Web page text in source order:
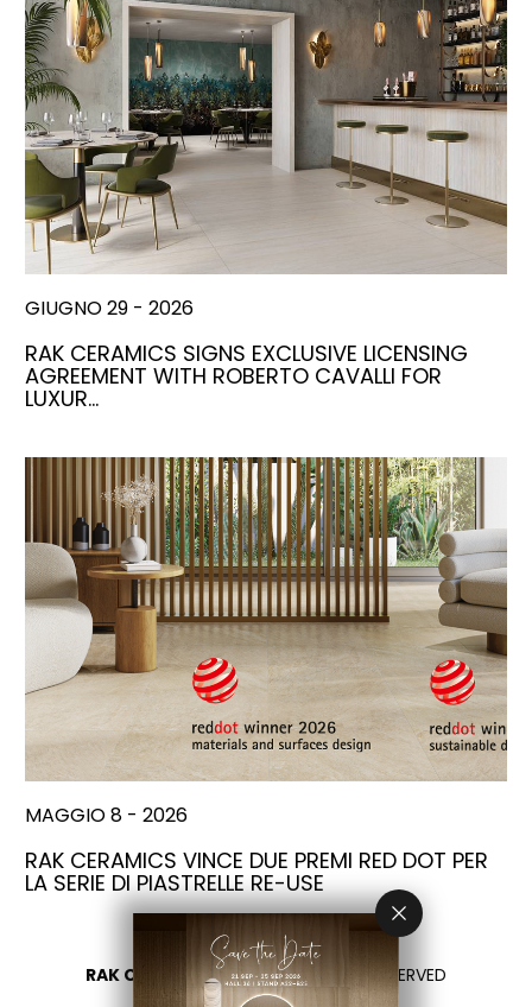
GIUGNO 29 - 2026
RAK CERAMICS SIGNS EXCLUSIVE LICENSING
AGREEMENT WITH ROBERTO CAVALLI FOR
LUXUR…
MAGGIO 8 - 2026
RAK CERAMICS VINCE DUE PREMI RED DOT PER
LA SERIE DI PIASTRELLE RE-USE
RAK CERAMICS 2026- ALL RIGHTS RESERVED